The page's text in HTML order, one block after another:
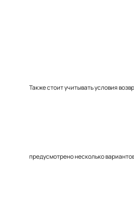
Также стоит учитывать условия
предусмотрено несколько